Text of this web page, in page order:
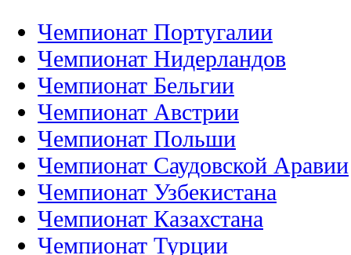
Чемпионат Португалии
Чемпионат Нидерландов
Чемпионат Бельгии
Чемпионат Австрии
Чемпионат Польши
Чемпионат Саудовской Аравии
Чемпионат Узбекистана
Чемпионат Казахстана
Чемпионат Турции